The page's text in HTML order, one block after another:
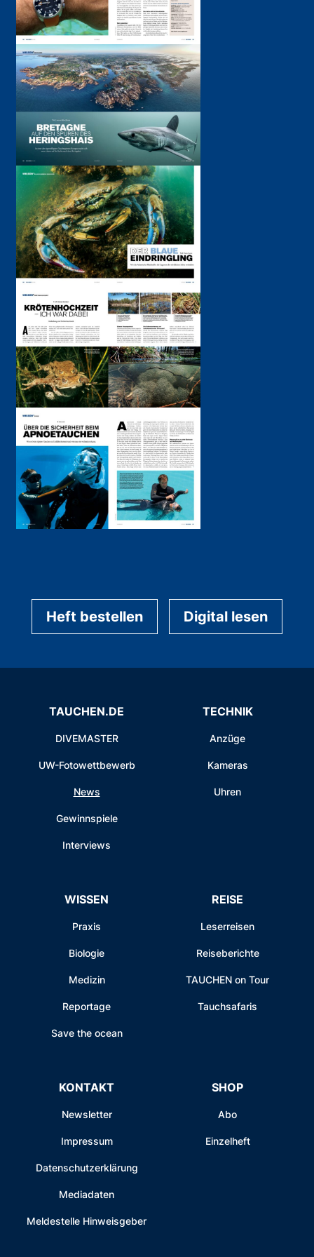
Heft bestellen Digital lesen
TAUCHEN.DE
DIVEMASTER
UW-Fotowettbewerb
News
Gewinnspiele
Interviews
TECHNIK
Anzüge
Kameras
Uhren
WISSEN
Praxis
Biologie
Medizin
Reportage
Save the ocean
REISE
Leserreisen
Reiseberichte
TAUCHEN on Tour
Tauchsafaris
KONTAKT
Newsletter
Impressum
Datenschutzerklärung
Mediadaten
Meldestelle Hinweisgeber
SHOP
Abo
Einzelheft